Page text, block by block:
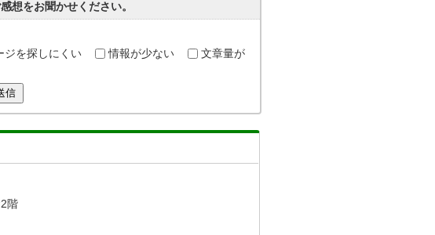
想をお聞かせください。
ジを探しにくい 情報が少ない
文章量が
信
階